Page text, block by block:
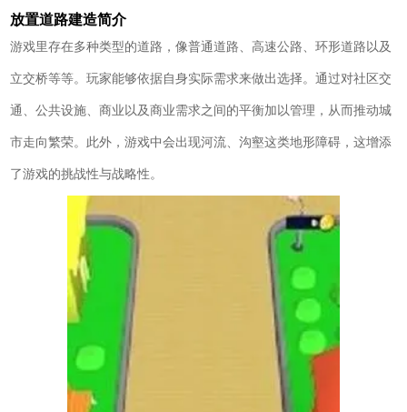
放置道路建造简介
游戏里存在多种类型的道路，像普通道路、高速公路、环形道路以及
立交桥等等。玩家能够依据自身实际需求来做出选择。通过对社区交
通、公共设施、商业以及商业需求之间的平衡加以管理，从而推动城
市走向繁荣。此外，游戏中会出现河流、沟壑这类地形障碍，这增添
了游戏的挑战性与战略性。